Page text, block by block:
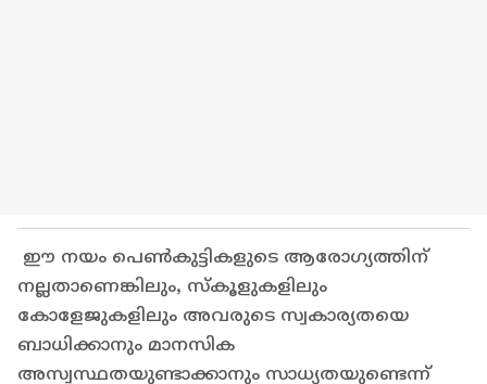
ഈ നയം പെൺകുട്ടികളുടെ ആരോഗ്യത്തിന്
നല്ലതാണെങ്കിലും, സ്കൂളുകളിലും
കോളേജുകളിലും അവരുടെ സ്വകാര്യതയെ
ബാധിക്കാനും മാനസിക
അസ്വസ്ഥതയുണ്ടാക്കാനും സാധ്യതയുണ്ടെന്ന്